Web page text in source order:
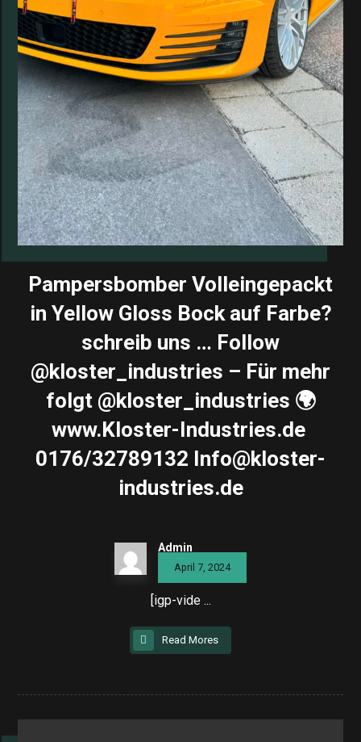
Pampersbomber Volleingepackt
in Yellow Gloss Bock auf Farbe?
schreib uns … Follow
@kloster_industries – Für mehr
folgt @kloster_industries 🌍
www.Kloster-Industries.de ️
0176/32789132 Info@kloster-
industries.de
Admin
April 7, 2024
[igp-vide ...
Read Mores